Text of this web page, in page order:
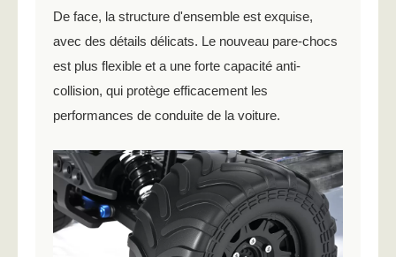
De face, la structure d'ensemble est exquise,
avec des détails délicats. Le nouveau pare-chocs
est plus flexible et a une forte capacité anti-
collision, qui protège efficacement les
performances de conduite de la voiture.